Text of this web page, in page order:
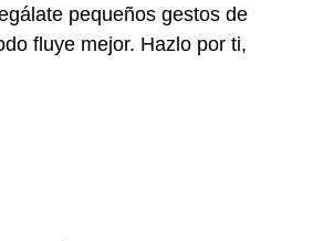
pequeños gestos de
fluye mejor. Hazlo por ti,